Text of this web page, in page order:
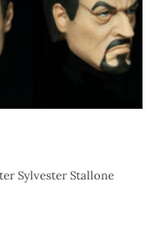
Sylvester Stallone